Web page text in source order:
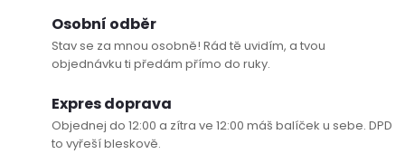
Osobní odběr
Stav se za mnou osobně! Rád tě uvidím, a tvou
objednávku ti předám přímo do ruky.
Expres doprava
Objednej do 12:00 a zítra ve 12:00 máš balíček u sebe. DPD
to vyřeší bleskově.